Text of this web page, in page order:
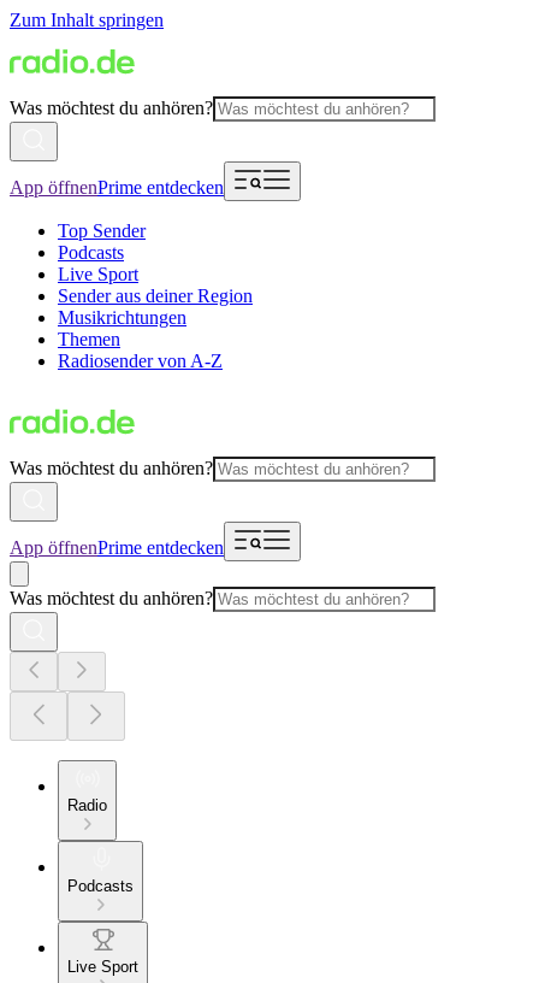
Zum Inhalt springen
Was möchtest du anhören?
App öffnenPrime entdecken
Top Sender
Podcasts
Live Sport
Sender aus deiner Region
Musikrichtungen
Themen
Radiosender von A-Z
Was möchtest du anhören?
App öffnenPrime entdecken
Was möchtest du anhören?
Radio
Podcasts
Live Sport